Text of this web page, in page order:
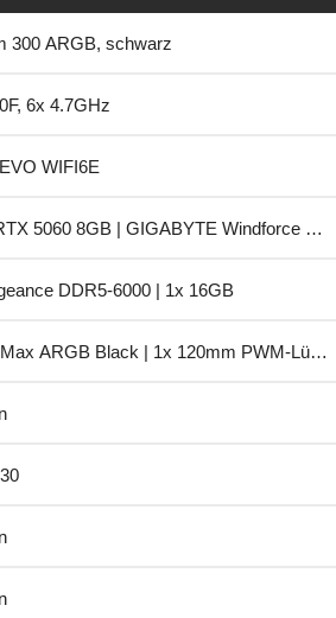
300 ARGB, schwarz
6x 4.7GHz
WIFI6E
5060 8GB | GIGABYTE Windforce
DDR5-6000 | 1x 16GB
ARGB Black | 1x 120mm PWM-Lüfter